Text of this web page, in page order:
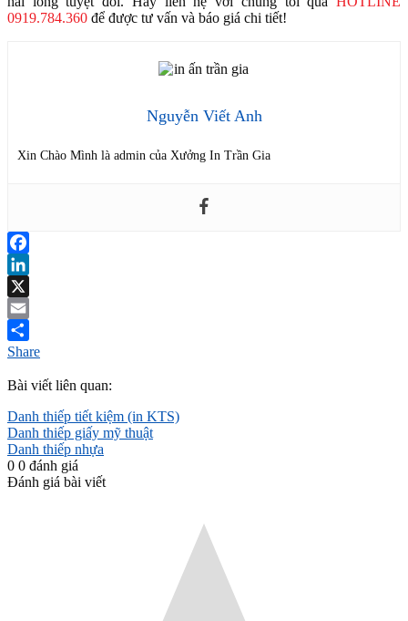
0919.784.360 để được tư vấn và báo giá chi tiết!
Nguyễn Viết Anh
Xin Chào Mình là admin của Xưởng In Trần Gia
Facebook
LinkedIn
X
Email
Share
Bài viết liên quan:
Danh thiếp tiết kiệm (in KTS)
Danh thiếp giấy mỹ thuật
Danh thiếp nhựa
0 0 đánh giá
Đánh giá bài viết